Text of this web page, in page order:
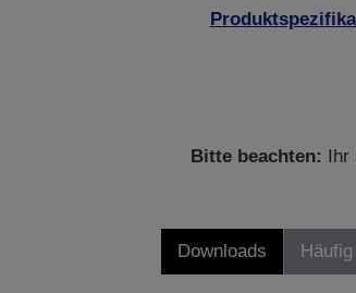
Bitte beachten:
Downloads